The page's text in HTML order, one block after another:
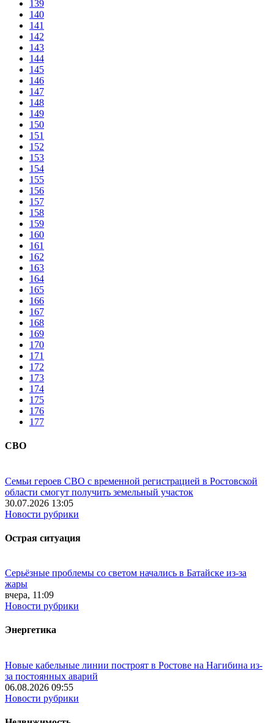
139
140
141
142
143
144
145
146
147
148
149
150
151
152
153
154
155
156
157
158
159
160
161
162
163
164
165
166
167
168
169
170
171
172
173
174
175
176
177
СВО
Семьи героев СВО с временной регистрацией в Ростовской
области смогут получить земельный участок
30.07.2026 13:05
Новости рубрики
Острая ситуация
Серьёзные проблемы со светом начались в Батайске из-за
жары
вчера, 11:09
Новости рубрики
Энергетика
Новые кабельные линии построят в Ростове на Нагибина из-
за постоянных аварий
06.08.2026 09:55
Новости рубрики